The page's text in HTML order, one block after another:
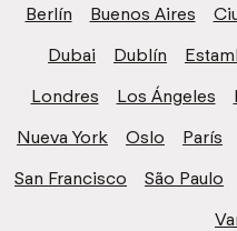
Berlín
Buenos Aires
Dubai
Dublín
Londres
Los Ángeles
Nueva York
Oslo París
San Francisco
São Paulo